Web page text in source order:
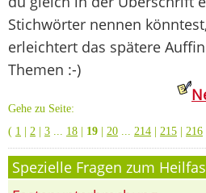
Stichwörter nennen
erleichtert das spätere
Themen :-)
Gehe zu Seite:
( 1 2 3 18 19 20 214 215 216
Spezielle Fragen zum